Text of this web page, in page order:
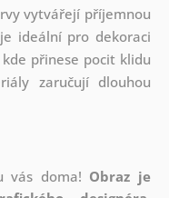
vytvářejí příjemnou
ideální pro dekoraci
přinese pocit klidu
zaručují dlouhou
vás doma! Obraz je